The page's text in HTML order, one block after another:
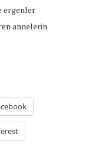
ergenler
annelerin